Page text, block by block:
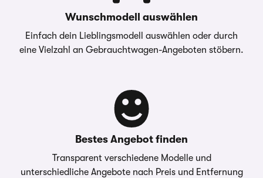
Wunschmodell auswählen
Einfach dein Lieblingsmodell auswählen oder durch
eine Vielzahl an Gebrauchtwagen-Angeboten stöbern.
Bestes Angebot finden
Transparent verschiedene Modelle und
unterschiedliche Angebote nach Preis und Entfernung